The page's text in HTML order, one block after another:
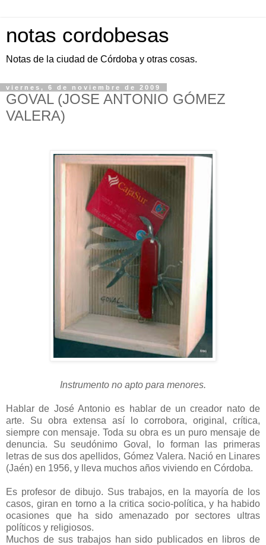
notas cordobesas
Notas de la ciudad de Córdoba y otras cosas.
viernes, 6 de noviembre de 2009
GOVAL (JOSE ANTONIO GÓMEZ
VALERA)
Instrumento no apto para menores.
Hablar de José Antonio es hablar de un creador nato de
arte. Su obra extensa así lo corrobora, original, crítica,
siempre con mensaje. Toda su obra es un puro mensaje de
denuncia. Su seudónimo Goval, lo forman las primeras
letras de sus dos apellidos, Gómez Valera. Nació en Linares
(Jaén) en 1956, y lleva muchos años viviendo en Córdoba.
Es profesor de dibujo. Sus trabajos, en la mayoría de los
casos, giran en torno a la critica socio-política, y ha habido
ocasiones que ha sido amenazado por sectores ultras
políticos y religiosos.
Muchos de sus trabajos han sido publicados en libros de